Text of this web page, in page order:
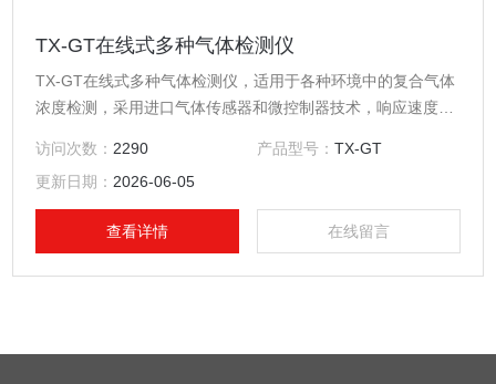
TX-GT在线式多种气体检测仪
TX-GT在线式多种气体检测仪，适用于各种环境中的复合气体
浓度检测，采用进口气体传感器和微控制器技术，响应速度
访问次数： 2290 产品型号： TX-GT
更新日期： 2026-06-05
查看详情 在线留言